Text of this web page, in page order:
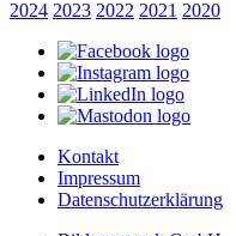
2024 2023 2022 2021 2020
Kontakt
Impressum
Datenschutzerklärung